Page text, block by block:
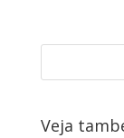
Por
Veja